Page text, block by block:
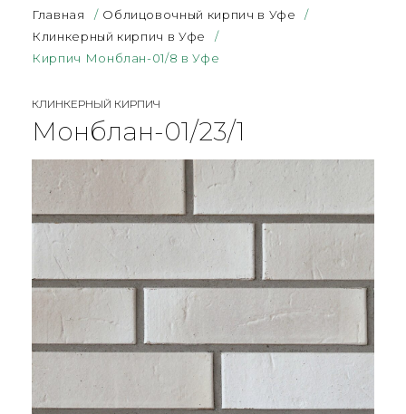
Главная / Облицовочный кирпич в Уфе
/
Клинкерный кирпич в Уфе
/
Кирпич Монблан-01/8 в Уфе
КЛИНКЕРНЫЙ КИРПИЧ
Монблан-01/23/1